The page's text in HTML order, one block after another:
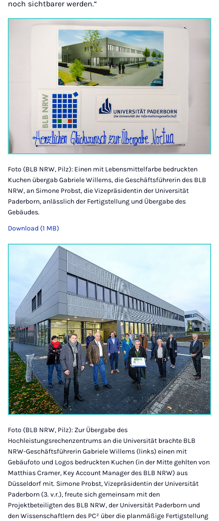
noch sichtbarer werden.“
Foto (BLB NRW, Pilz): Einen mit Lebensmittelfarbe bedruckten
Kuchen übergab Gabriele Willems, die Geschäftsführerin des BLB
NRW, an Simone Probst, die Vizepräsidentin der Universität
Paderborn, anlässlich der Fertigstellung und Übergabe des
Gebäudes.
Download (1 MB)
Foto (BLB NRW, Pilz): Zur Übergabe des
Hochleistungsrechenzentrums an die Universität brachte BLB
NRW-Geschäftsführerin Gabriele Willems (links) einen mit
Gebäufoto und Logos bedruckten Kuchen (in der Mitte gehlten von
Matthias Cramer, Key Account Manager des BLB NRW) aus
Düsseldorf mit. Simone Probst, Vizepräsidentin der Universität
Paderborn (3. v.r.), freute sich gemeinsam mit den
Projektbeteiligten des BLB NRW, der Universität Paderborn und
den Wissenschaftlern des PC² über die planmäßige Fertigstellung